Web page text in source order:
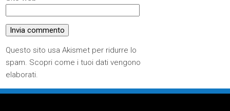
Questo sito usa Akismet per ridurre lo
spam. Scopri come i tuoi dati vengono
elaborati.